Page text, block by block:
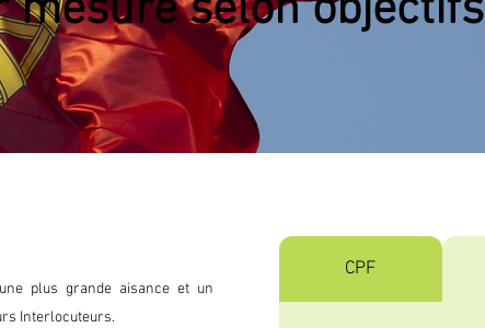
plus grande aisance et un
Interlocuteurs.
CPF